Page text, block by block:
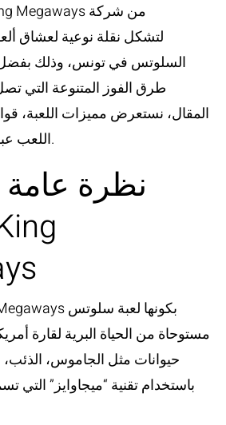
أتت لعبة Buffalo King Megaways من شركة
السلوتس في تونس، وذلك بفضل
طرق الفوز المتنوعة التي
المقال، نستعرض مميزات اللعبة،
اللعب عبر الإنترنت في تونس.
نظرة
مستوحاة من الحياة البرية لقارة
حيوانات مثل الجاموس، الذئب،
باستخدام تقنية “ميجاوايز”